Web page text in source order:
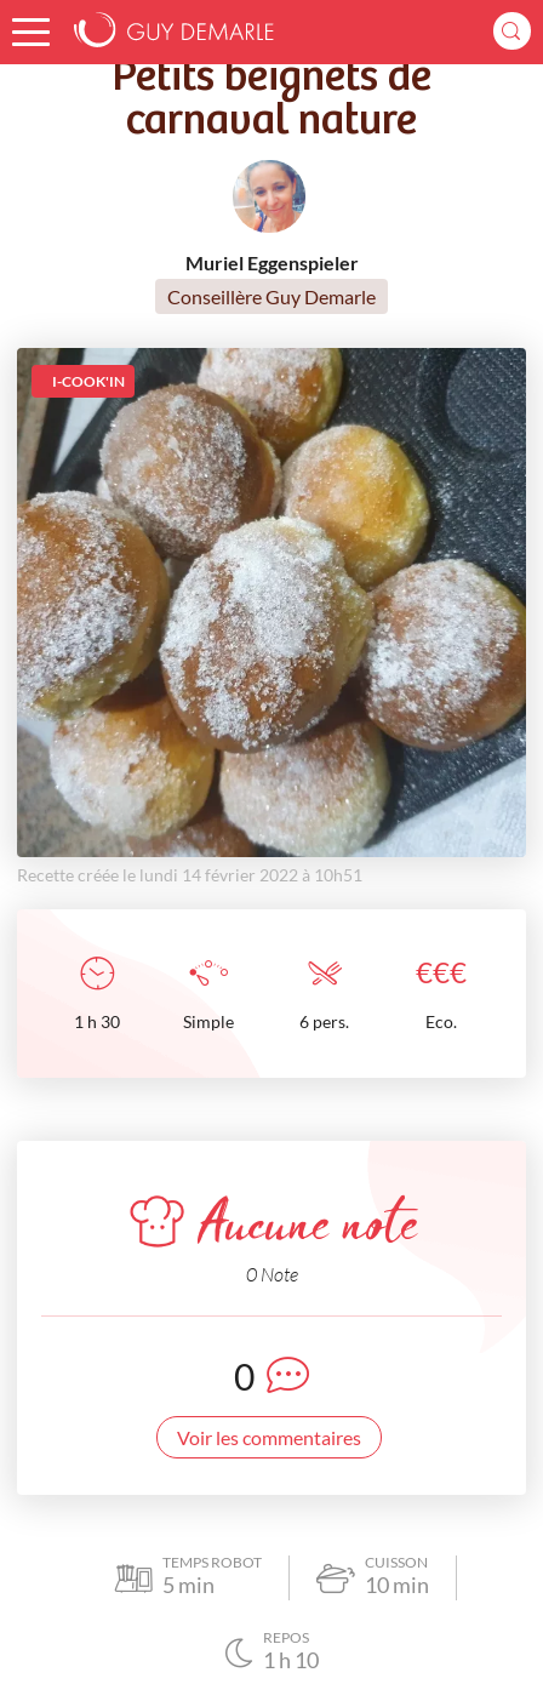
Accueil Recettes Petits beignets de carnaval nature
Petits beignets de
carnaval nature
Muriel Eggenspieler
Conseillère Guy Demarle
I-COOK'IN
Recette créée le lundi 14 février 2022 à 10h51
€€€
1 h 30 Simple 6 pers. Eco.
Aucune note
0 Note
0
Voir les commentaires
TEMPS ROBOT
5 min
CUISSON
10min
REPOS
1 h 10